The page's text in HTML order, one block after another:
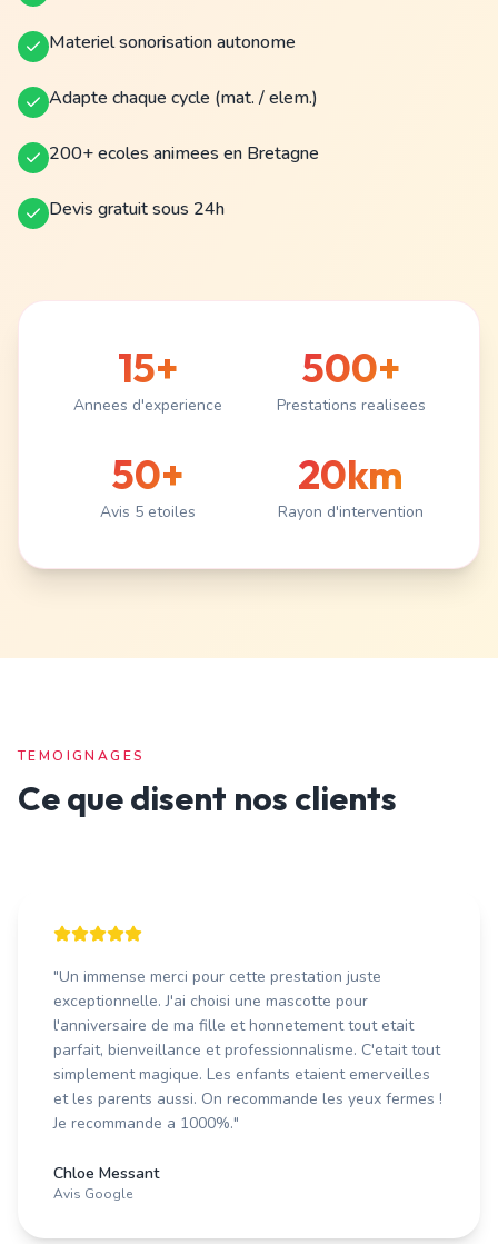
Materiel sonorisation autonome
Adapte chaque cycle (mat. / elem.)
200+ ecoles animees en Bretagne
Devis gratuit sous 24h
15+
Annees d'experience
500+
Prestations realisees
50+
Avis 5 etoiles
20km
Rayon d'intervention
TEMOIGNAGES
Ce que disent nos clients
"Un immense merci pour cette prestation juste
exceptionnelle. J'ai choisi une mascotte pour
l'anniversaire de ma fille et honnetement tout etait
parfait, bienveillance et professionnalisme. C'etait tout
simplement magique. Les enfants etaient emerveilles
et les parents aussi. On recommande les yeux fermes !
Je recommande a 1000%."
Chloe Messant
Avis Google